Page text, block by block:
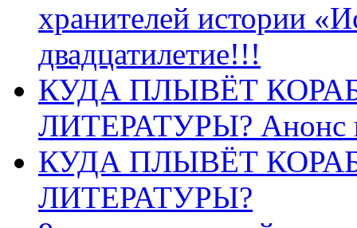
хранителей истории
двадцатилетие!!!
КУДА ПЛЫВЁТ
ЛИТЕРАТУРЫ? Анонс
КУДА ПЛЫВЁТ
ЛИТЕРАТУРЫ?